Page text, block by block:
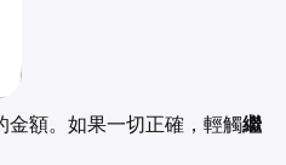
金額。如果一切正確，輕觸繼